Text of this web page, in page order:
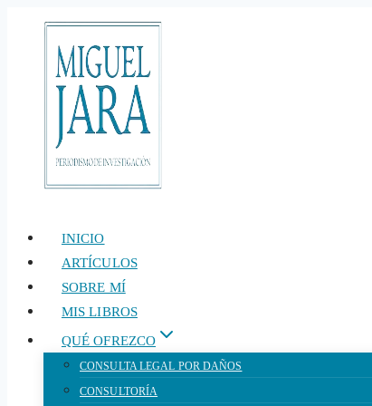
contenido
INICIO
ARTÍCULOS
SOBRE MÍ
MIS LIBROS
QUÉ OFREZCO
CONSULTA LEGAL POR DAÑOS
CONSULTORÍA